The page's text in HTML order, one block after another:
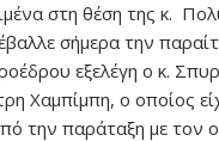
στη θέση της κ.
σήμερα την
εξελέγη ο κ.
Χαμπίμπη, ο οποίος
την παράταξη με τον